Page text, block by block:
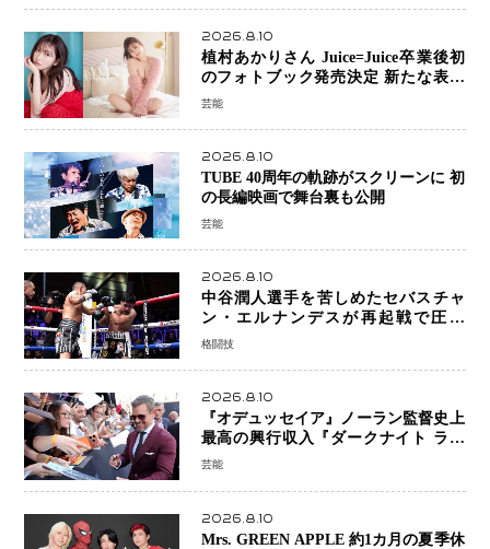
2026.8.10
植村あかりさん Juice=Juice卒業後初
のフォトブック発売決定 新たな表現
者としての“今”を凝縮
芸能
2026.8.10
TUBE 40周年の軌跡がスクリーンに 初
の長編映画で舞台裏も公開
芸能
2026.8.10
中谷潤人選手を苦しめたセバスチャ
ン・エルナンデスが再起戦で圧巻
KO 2回で相手を沈める…次戦は亀田
格闘技
2026.8.10
『オデュッセイア』ノーラン監督史上
最高の興行収入『ダークナイト ライ
ジング』超え、世界で11億ドル突破
芸能
2026.8.10
Mrs. GREEN APPLE 約1カ月の夏季休